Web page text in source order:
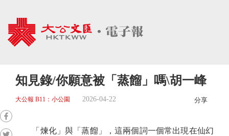
知見錄/你願意被「蒸餾」嗎\胡一峰
大公報 B11：小公園 2026-04-22 分享
「煉化」與「蒸餾」，這兩個詞一個常出現在仙幻